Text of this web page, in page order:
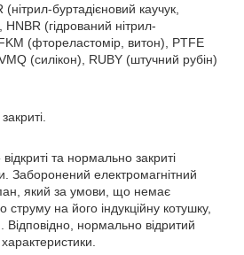
буртадієновий каучук,
(гідрований нітрил-
(фтореластомір, витон), PTFE
(силікон), RUBY (штучний рубін)
та нормально закриті
Заборонений електромагнітний
який за умови, що немає
на його індукційну котушку,
нормально відритий